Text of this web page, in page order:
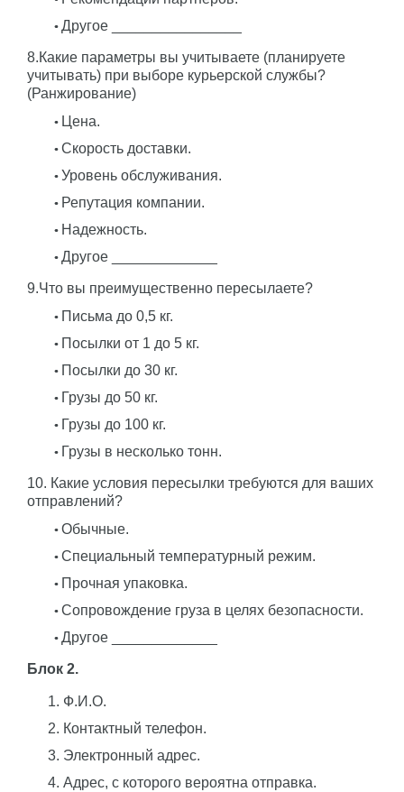
Другое ________________
8.Какие параметры вы учитываете (планируете
учитывать) при выборе курьерской службы?
(Ранжирование)
Цена.
Скорость доставки.
Уровень обслуживания.
Репутация компании.
Надежность.
Другое _____________
9.Что вы преимущественно пересылаете?
Письма до 0,5 кг.
Посылки от 1 до 5 кг.
Посылки до 30 кг.
Грузы до 50 кг.
Грузы до 100 кг.
Грузы в несколько тонн.
10. Какие условия пересылки требуются для ваших
отправлений?
Обычные.
Специальный температурный режим.
Прочная упаковка.
Сопровождение груза в целях безопасности.
Другое _____________
Блок 2.
Ф.И.О.
Контактный телефон.
Электронный адрес.
Адрес, с которого вероятна отправка.